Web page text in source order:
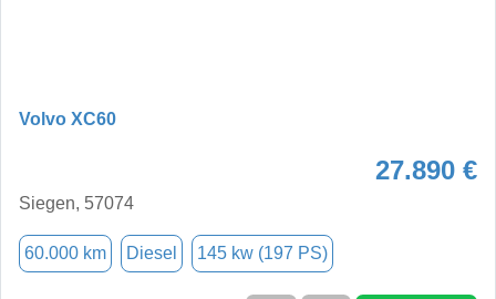
Volvo XC60
27.890 €
Siegen, 57074
60.000 km Diesel 145 kw (197 PS)